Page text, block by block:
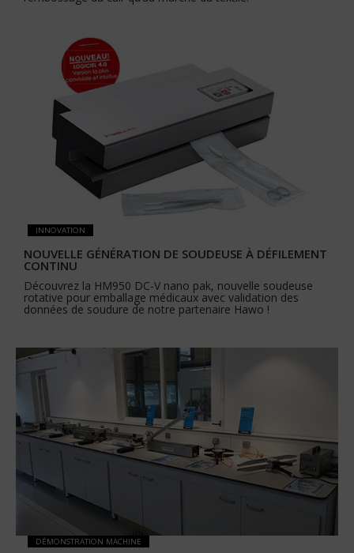
INNOVATION
NOUVELLE GÉNÉRATION DE SOUDEUSE À DÉFILEMENT
CONTINU
Découvrez la HM950 DC-V nano pak, nouvelle soudeuse
rotative pour emballage médicaux avec validation des
données de soudure de notre partenaire Hawo !
DÉMONSTRATION MACHINE